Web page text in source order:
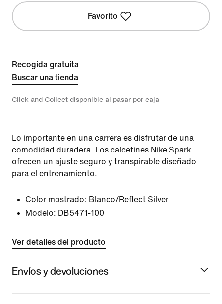
Favorito
Recogida gratuita
Buscar una tienda
Click and Collect disponible al pasar por caja
Lo importante en una carrera es disfrutar de una
comodidad duradera. Los calcetines Nike Spark
ofrecen un ajuste seguro y transpirable diseñado
para el entrenamiento.
Color mostrado: Blanco/Reflect Silver
Modelo: DB5471-100
Ver detalles del producto
Envíos y devoluciones